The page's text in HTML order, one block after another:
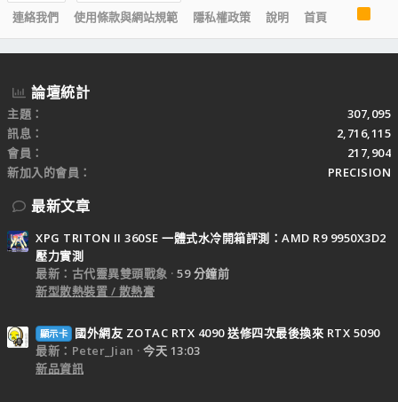
連絡我們
使用條款與網站規範 隱私權政策 說明 首頁
S
論壇統計
主題
307,095
訊息
2,716,115
會員
217,904
新加入的會員
PRECISION
最新文章
XPG TRITON II 360SE 一體式水冷開箱評測：AMD R9 9950X3D2
壓力實測
最新：古代靈異雙頭戰象
59 分鐘前
新型散熱裝置 / 散熱膏
顯示卡
國外網友 ZOTAC RTX 4090 送修四次最後換來 RTX 5090
最新：Peter_Jian
今天 13:03
新品資訊